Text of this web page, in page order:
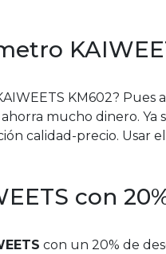
KM602? Pues
mucho dinero. Ya
calidad-precio. Usar el
con
con un 20% de